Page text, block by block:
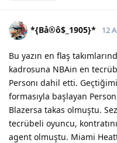
*{Bå®ô$_1905}* 12
Bu yazın en flaş
kadrosuna NBAin en
Personı dahil etti.
formasıyla başlayan
Blazersa takas olmuştu.
tecrübeli oyuncu,
agent olmuştu. Miami